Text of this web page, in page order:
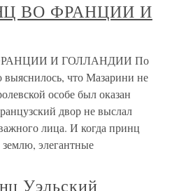
ВО ФРАНЦИИ И
И ГОЛЛАНДИИ По
что Мазарини не
особе был оказан
двор не выслал
лица. И когда принц
элегантные
Уэльский